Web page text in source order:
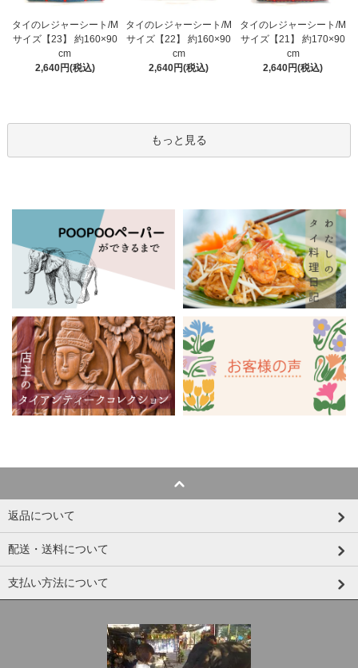
タイのレジャーシート/M
サイズ【23】 約160×90
cm
2,640円(税込)
タイのレジャーシート/M
サイズ【22】 約160×90
cm
2,640円(税込)
タイのレジャーシート/M
サイズ【21】 約170×90
cm
2,640円(税込)
もっと見る
返品について
配送・送料について
支払い方法について